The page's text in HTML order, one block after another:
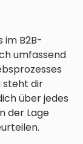
im B2B-
umfassend
steht dir
über jedes
der Lage